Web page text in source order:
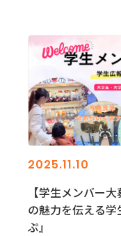
2025.11.10
【学生メンバー
の魅力を伝える
ぷ』